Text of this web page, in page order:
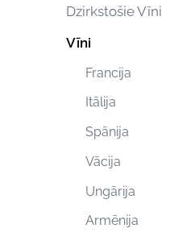
Dzirkstošie Vīni
Vīni
Francija
Itālija
Spānija
Vācija
Ungārija
Armēnija